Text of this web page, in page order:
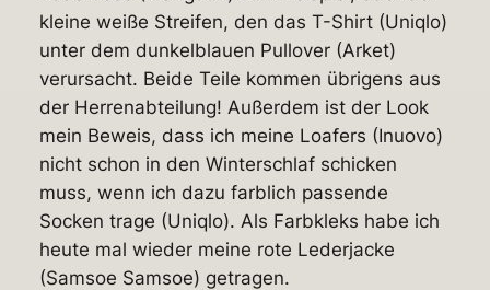
kleine weiße Streifen, den das T-Shirt (Uniqlo)
unter dem dunkelblauen Pullover (Arket)
verursacht. Beide Teile kommen übrigens aus
der Herrenabteilung! Außerdem ist der Look
mein Beweis, dass ich meine Loafers (Inuovo)
nicht schon in den Winterschlaf schicken
muss, wenn ich dazu farblich passende
Socken trage (Uniqlo). Als Farbkleks habe ich
heute mal wieder meine rote Lederjacke
(Samsoe Samsoe) getragen.